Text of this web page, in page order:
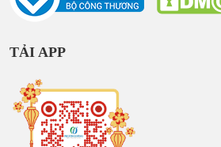
TẢI APP